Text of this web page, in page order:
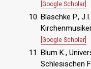
[Google Scholar]
Blaschke P.,
[Google Scholar]
Blum K.,
Schlesischen